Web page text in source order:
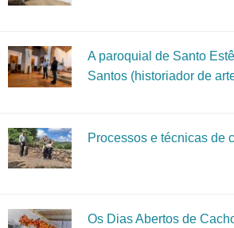
A paroquial de Santo
Santos (historiador de
Processos e técnicas de
Os Dias Abertos de